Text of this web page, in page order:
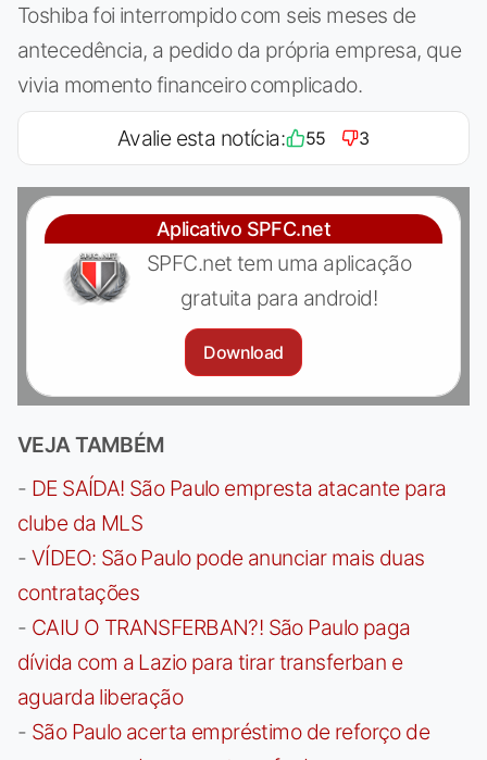
Toshiba foi interrompido com seis meses de
antecedência, a pedido da própria empresa, que
vivia momento financeiro complicado.
Avalie esta notícia: 55 3
Aplicativo SPFC.net
SPFC.net tem uma aplicação
gratuita para android!
Download
VEJA TAMBÉM
- DE SAÍDA! São Paulo empresta atacante para
clube da MLS
- VÍDEO: São Paulo pode anunciar mais duas
contratações
- CAIU O TRANSFERBAN?! São Paulo paga
dívida com a Lazio para tirar transferban e
aguarda liberação
- São Paulo acerta empréstimo de reforço de